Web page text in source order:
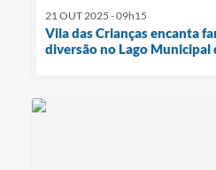
21 OUT 2025 - 09h15
Vila das Crianças encanta
diversão no Lago Municipal